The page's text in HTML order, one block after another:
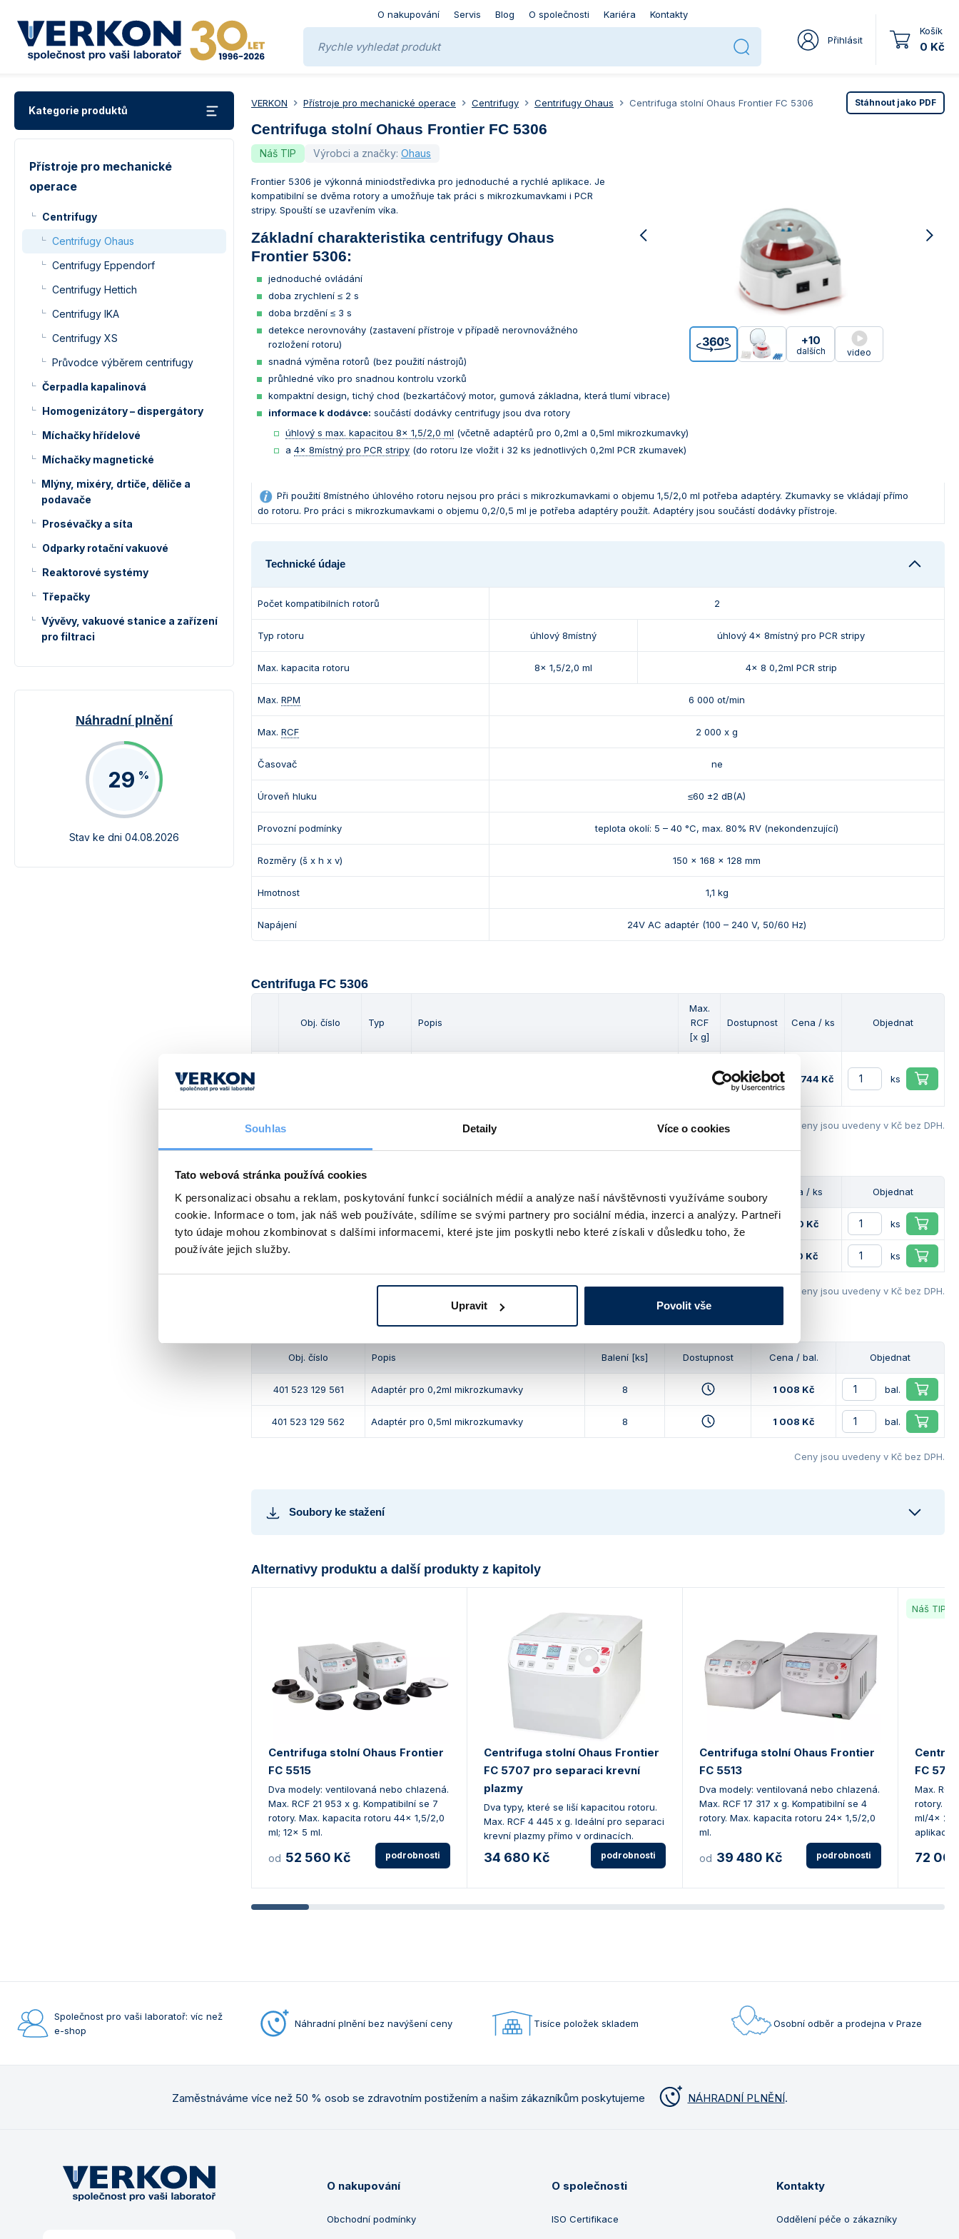
Souhlas Detaily Více o cookies
Tato webová stránka používá cookies
K personalizaci obsahu a reklam, poskytování funkcí sociálních médií a analýze naší návštěvnosti využíváme soubory
cookie. Informace o tom, jak náš web používáte, sdílíme se svými partnery pro sociální média, inzerci a analýzy. Partneři
tyto údaje mohou zkombinovat s dalšími informacemi, které jste jim poskytli nebo které získali v důsledku toho, že
používáte jejich služby.
Upravit Povolit vše
O nakupování Servis Blog O společnosti Kariéra Kontakty
Přihlásit
Košík
0 Kč
Kategorie produktů
Přístroje pro mechanické
operace
Centrifugy
Centrifugy Ohaus
Centrifugy Eppendorf
Centrifugy Hettich
Centrifugy IKA
Centrifugy XS
Průvodce výběrem centrifugy
Čerpadla kapalinová
Homogenizátory – dispergátory
Míchačky hřídelové
Míchačky magnetické
Mlýny, mixéry, drtiče, děliče a
podavače
Prosévačky a síta
Odparky rotační vakuové
Reaktorové systémy
Třepačky
Vývěvy, vakuové stanice a zařízení
pro filtraci
Náhradní plnění
29 %
Stav ke dni 04.08.2026
VERKON Přístroje pro mechanické operace Centrifugy Centrifugy Ohaus Centrifuga stolní Ohaus Frontier FC 5306 Stáhnout jako PDF
Centrifuga stolní Ohaus Frontier FC 5306
+10
dalších video
Náš TIP Výrobci a značky: Ohaus
Frontier 5306 je výkonná miniodstředivka pro jednoduché a rychlé aplikace. Je
kompatibilní se dvěma rotory a umožňuje tak práci s mikrozkumavkami i PCR
stripy. Spouští se uzavřením víka.
Základní charakteristika centrifugy Ohaus
Frontier 5306:
jednoduché ovládání
doba zrychlení ≤ 2 s
doba brzdění ≤ 3 s
detekce nerovnováhy (zastavení přístroje v případě nerovnovážného
rozložení rotoru)
snadná výměna rotorů (bez použití nástrojů)
průhledné víko pro snadnou kontrolu vzorků
kompaktní design, tichý chod (bezkartáčový motor, gumová základna, která tlumí vibrace)
informace k dodávce: součástí dodávky centrifugy jsou dva rotory
úhlový s max. kapacitou 8x 1,5/2,0 ml (včetně adaptérů pro 0,2ml a 0,5ml mikrozkumavky)
a 4x 8místný pro PCR stripy (do rotoru lze vložit i 32 ks jednotlivých 0,2ml PCR zkumavek)
Při použití 8místného úhlového rotoru nejsou pro práci s mikrozkumavkami o objemu 1,5/2,0 ml potřeba adaptéry. Zkumavky se vkládají přímo
do rotoru. Pro práci s mikrozkumavkami o objemu 0,2/0,5 ml je potřeba adaptéry použít. Adaptéry jsou součástí dodávky přístroje.
Technické údaje
Počet kompatibilních rotorů 2
Typ rotoru úhlový 8místný úhlový 4x 8místný pro PCR stripy
Max. kapacita rotoru 8x 1,5/2,0 ml 4x 8 0,2ml PCR strip
Max. RPM 6 000 ot/min
Max. RCF 2 000 x g
Časovač ne
Úroveň hluku ≤60 ±2 dB(A)
Provozní podmínky teplota okolí: 5 – 40 °C, max. 80% RV (nekondenzující)
Rozměry (š x h x v) 150 x 168 x 128 mm
Hmotnost 1,1 kg
Napájení 24V AC adaptér (100 – 240 V, 50/60 Hz)
Centrifuga FC 5306
Obj. číslo Typ Popis
Max.
RCF
[x g]
Dostupnost Cena / ks Objednat
6 744 Kč ks
Ceny jsou uvedeny v Kč bez DPH.
Volitelné příslušenství: Náhradní rotory
Obj. číslo Popis Max. kapacita Dostupnost Cena / ks Objednat
401 523 129 559 Úhlový rotor, 45° 800 Kč ks
790 Kč ks
Ceny jsou uvedeny v Kč bez DPH.
Obj. číslo Popis Balení [ks] Dostupnost Cena / bal. Objednat
401 523 129 561 Adaptér pro 0,2ml mikrozkumavky 8 1 008 Kč bal.
401 523 129 562 Adaptér pro 0,5ml mikrozkumavky 8 1 008 Kč bal.
Ceny jsou uvedeny v Kč bez DPH.
Soubory ke stažení
Alternativy produktu a další produkty z kapitoly
Centrifuga stolní Ohaus Frontier
FC 5515
Dva modely: ventilovaná nebo chlazená.
Max. RCF 21 953 x g. Kompatibilní se 7
rotory. Max. kapacita rotoru 44x 1,5/2,0
ml; 12x 5 ml.
od 52 560 Kč podrobnosti
Centrifuga stolní Ohaus Frontier
FC 5707 pro separaci krevní
plazmy
Dva typy, které se liší kapacitou rotoru.
Max. RCF 4 445 x g. Ideální pro separaci
krevní plazmy přímo v ordinacích.
34 680 Kč podrobnosti
Centrifuga stolní Ohaus Frontier
FC 5513
Dva modely: ventilovaná nebo chlazená.
Max. RCF 17 317 x g. Kompatibilní se 4
rotory. Max. kapacita rotoru 24x 1,5/2,0
ml.
od 39 480 Kč podrobnosti
Náš TIP
FC 5714
Max.
rotory.
ml/4x
aplikací.
72
Společnost pro vaši laboratoř: víc než
e-shop
Náhradní plnění bez navýšení ceny Tisíce položek skladem Osobní odběr a prodejna v Praze
Zaměstnáváme více než 50 % osob se zdravotním postižením a našim zákazníkům poskytujeme NÁHRADNÍ PLNĚNÍ.
O nakupování
Obchodní podmínky
O společnosti
ISO Certifikace
Kontakty
Oddělení péče o zákazníky